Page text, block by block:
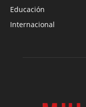
Educación
Internacional